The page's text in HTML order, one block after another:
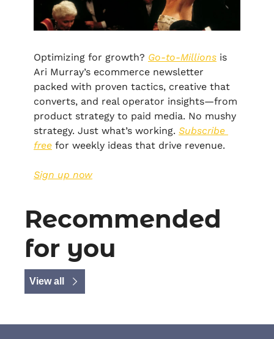
Optimizing for growth? Go-to-Millions is
Ari Murray’s ecommerce newsletter
packed with proven tactics, creative that
converts, and real operator insights—from
product strategy to paid media. No mushy
strategy. Just what’s working. Subscribe
free for weekly ideas that drive revenue.
Sign up now
Recommended
for you
View all